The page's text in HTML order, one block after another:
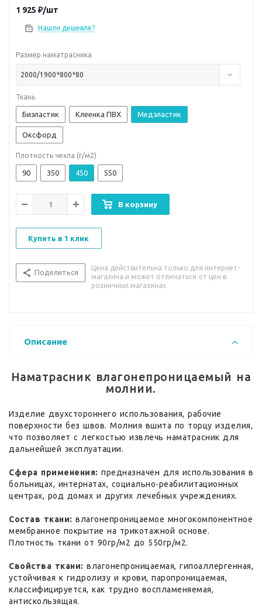
1 925 ₽/шт
Нашли дешевле?
Размер наматрасника
2000/1900*800*80
Ткань
Биэластик Клеенка ПВХ Медэластик
Оксфорд
Плотность чехла (г/м2)
90 350 450 550
В корзину
Купить в 1 клик
Поделиться
Цена действительна только для интернет-
магазина и может отличаться от цен в
розничных магазинах
Описание
Наматрасник влагонепроницаемый на
молнии.
Изделие двухстороннего использования, рабочие
поверхности без швов. Молния вшита по торцу изделия,
что позволяет с легкостью извлечь наматрасник для
дальнейшей эксплуатации.
Сфера применения: предназначен для использования в
больницах, интернатах, социально-реабилитационных
центрах, род домах и других лечебных учреждениях.
Состав ткани: влагонепроницаемое многокомпонентное
мембранное покрытие на трикотажной основе.
Плотность ткани от 90гр/м2 до 550гр/м2.
Свойства ткани: влагонепроницаемая, гипоаллергенная,
устойчивая к гидролизу и крови, паропроницаемая,
классифицируется, как трудно воспламеняемая,
антискользящая.